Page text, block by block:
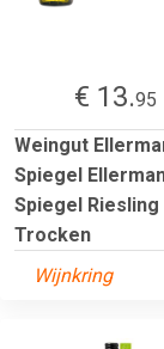
€ 13.95
Weingut
Spiegel
Spiegel Riesling
Trocken
Wijnkring